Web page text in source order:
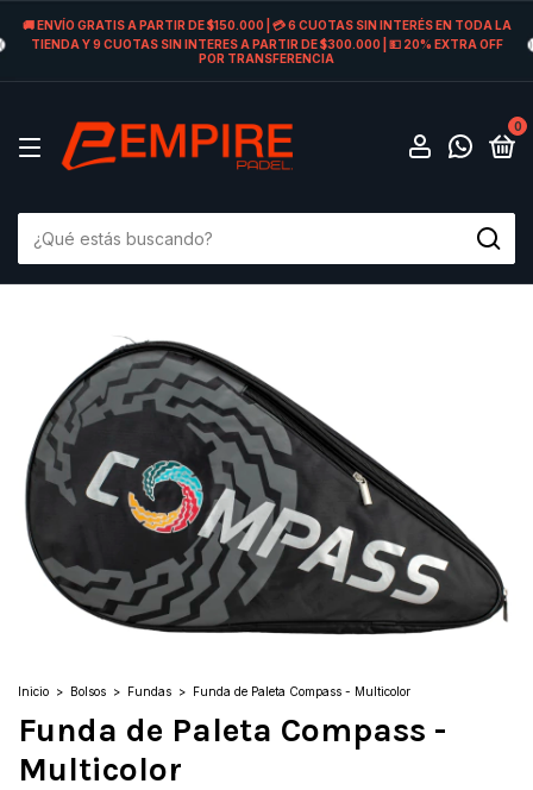
🚚 ENVÍO GRATIS A PARTIR DE $150.000 | 💳 6 CUOTAS SIN INTERÉS EN TODA LA
TIENDA Y 9 CUOTAS SIN INTERES A PARTIR DE $300.000 | 💵 20% EXTRA OFF
POR TRANSFERENCIA
0
Inicio > Bolsos > Fundas > Funda de Paleta Compass - Multicolor
Funda de Paleta Compass -
Multicolor